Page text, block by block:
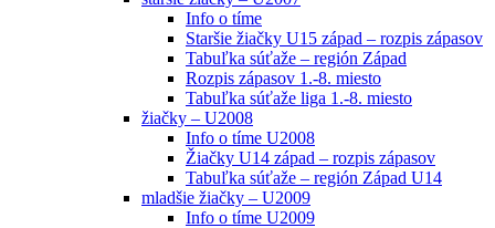
Info o tíme
Staršie žiačky U15 západ – rozpis zápasov
Tabuľka súťaže – región Západ
Rozpis zápasov 1.-8. miesto
Tabuľka súťaže liga 1.-8. miesto
žiačky – U2008
Info o tíme U2008
Žiačky U14 západ – rozpis zápasov
Tabuľka súťaže – región Západ U14
mladšie žiačky – U2009
Info o tíme U2009